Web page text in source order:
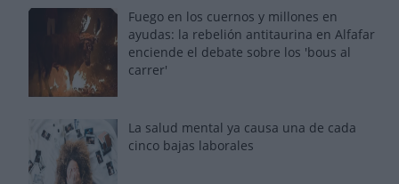
Fuego en los cuernos y millones en
ayudas: la rebelión antitaurina en Alfafar
enciende el debate sobre los 'bous al
carrer'
La salud mental ya causa una de cada
cinco bajas laborales